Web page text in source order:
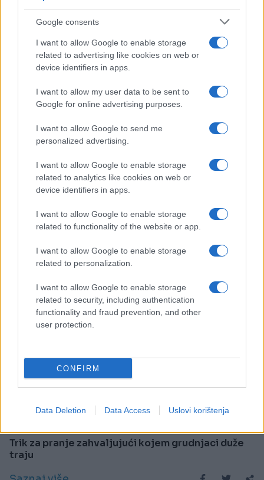
Google consents
I want to allow Google to enable storage
related to advertising like cookies on web or
device identifiers in apps.
I want to allow my user data to be sent to
Google for online advertising purposes.
I want to allow Google to send me
personalized advertising.
I want to allow Google to enable storage
related to analytics like cookies on web or
device identifiers in apps.
I want to allow Google to enable storage
related to functionality of the website or app.
I want to allow Google to enable storage
related to personalization.
I want to allow Google to enable storage
related to security, including authentication
functionality and fraud prevention, and other
user protection.
CONFIRM
Data Deletion Data Access Uslovi korištenja
ZANIMLJIVOSTI
ŠTETNO ILI KORISNO: Treba li piletinu prije
pripremanja prati ili ne?
Saznaj više
Trik za pranje zahvaljujući kojem grudnjaci duže
traju